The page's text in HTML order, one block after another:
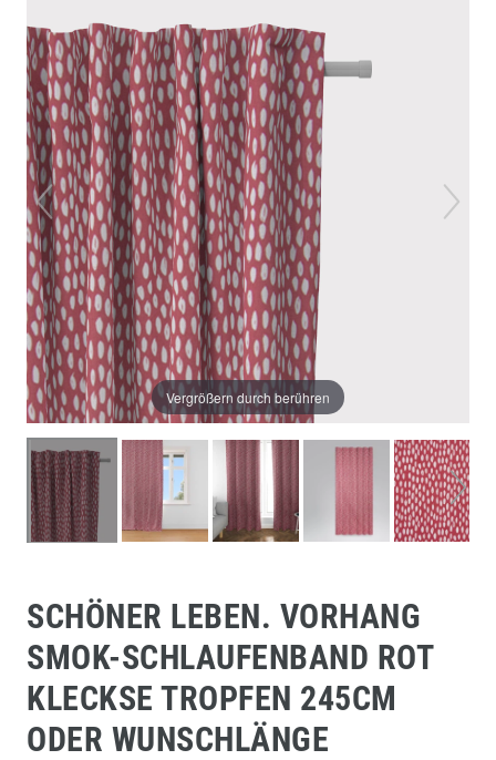
Vergrößern durch berühren
SCHÖNER LEBEN. VORHANG
SMOK-SCHLAUFENBAND ROT
KLECKSE TROPFEN 245CM
ODER WUNSCHLÄNGE